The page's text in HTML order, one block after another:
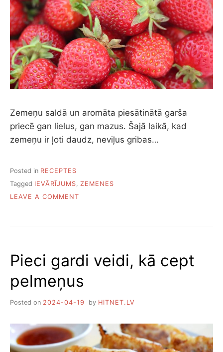
Zemeņu saldā un aromāta piesātinātā garša
priecē gan lielus, gan mazus. Šajā laikā, kad
zemeņu ir ļoti daudz, neviļus gribas…
Posted in RECEPTES
Tagged IEVĀRĪJUMS ZEMENES
LEAVE A COMMENT
Pieci gardi veidi, kā cept
pelmeņus
Posted on 2024-04-19 by HITNET.LV